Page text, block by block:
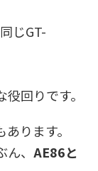
じGT-
回りです。
ります。
、 AE86と